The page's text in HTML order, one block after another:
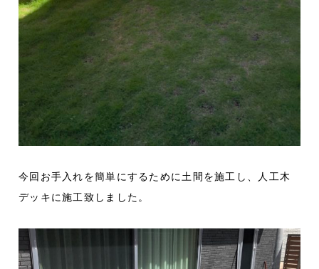
今回お手入れを簡単にするために土間を施工し、人工木
デッキに施工致しました。